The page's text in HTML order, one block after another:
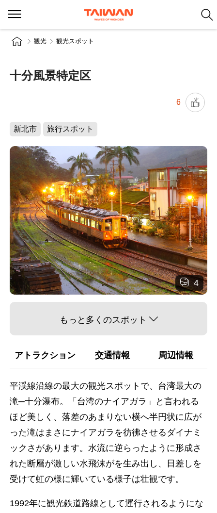
観光 観光スポット
十分風景特定区
6
新北市 旅行スポット
4
もっと多くのスポット
アトラクション 交通情報 周辺情報
平渓線沿線の最大の観光スポットで、台湾最大の
滝─十分瀑布。「台湾のナイアガラ」と言われる
ほど美しく、落差のあまりない横へ半円状に広が
った滝はまさにナイアガラを彷彿させるダイナミ
ックさがあります。水流に逆らったように形成さ
れた断層が激しい水飛沫がを生み出し、日差しを
受けて虹の様に輝いている様子は壮観です。
1992年に観光鉄道路線として運行されるようにな